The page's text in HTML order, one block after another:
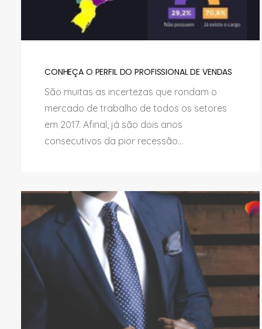
CONHEÇA O PERFIL DO PROFISSIONAL DE VENDAS
São muitas as incertezas que rondam o
mercado de trabalho de todos os setores
em 2017. Afinal, já são dois anos
consecutivos da pior recessão...